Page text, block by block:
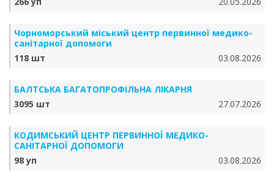
Чорноморський міський центр первинної медико-
санітарної допомоги
118 шт
03.08.2026
БАЛТСЬКА БАГАТОПРОФІЛЬНА ЛІКАРНЯ
3095 шт
27.07.2026
КОДИМСЬКИЙ ЦЕНТР ПЕРВИННОЇ МЕДИКО-
САНІТАРНОЇ ДОПОМОГИ
98 уп
03.08.2026